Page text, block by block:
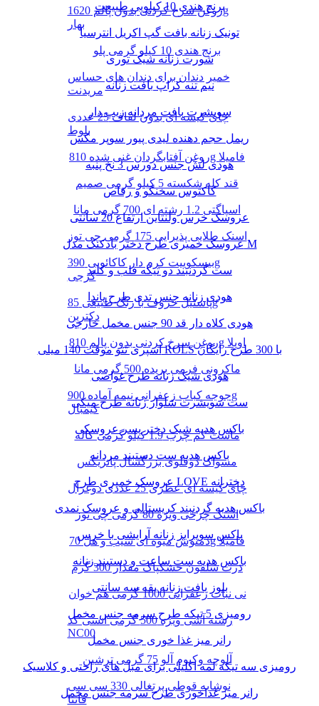
روغن سرخ کردنی بدون پالم 1620g
بهار
برنج هندی 10 کیلو گرمی پلو
خمیر دندان برای دندان های حساس
مریدنت
چای کیسه ای بدون لفاف 25 عددی
بلوط
روغن آفتابگردان غنی شده 810g فامیلا
قند کله شکسته 5 کیلو گرمی صمیم
اسپاگتی 1.2 رشته ای 700 گرمی مانا
اسنک طلایی پذیرایی 175 گرمی چی توز
بیسکوییت کرم دار کاکائویی 390g
گرجی
پاستیل حروف با رنگ طبیعی 85g
دکتربن
روغن سرخ کردنی بدون پالم 810g اویلا
ماکرونی فرمی بریده 500 گرمی مانا
جوجه کباب زعفرانی نیمه آماده 900g
کیمبال
ماست کم چرب 1.9 کیلو گرمی کاله
مسواک دوقلوی بزرگسال پاتریکس
چای کیسه ای عطری 25 عددی دوغزال
اسنک چرخی ویژه 80 گرمی چی توز
دمنوش میوه ای سیب و هل 70g فامیلا
ذرت سلفون خشکپاک مقدار 300 گرم
نی نبات زعفرانی 1000 گرمی هم خوان
رشته آشی ویژه 500 گرمی انسی کد
NC00
آلوچه وکیوم آلو 75 گرمی ترشین
نوشابه قوطی پرتغالی 330 سی سی
فانتا
برنج هندی 10 کیلویی طبیعت
تونیک زنانه بافت گپ اکریل انترسیا
شورت زنانه شیک توری
نیم تنه کراپ بافت زنانه
سویشرت بافت مردانه زیپ دار
ریمل حجم دهنده لیدی پیور سوپر مکس
هودی لش جنس دورس 3 نخ پنبه
کاکتوس سخنگو و رقاص
عروسک خرس ولنتاین ارتفاع 20 سانتی
عروسک خمیری طرح دختر بادکنک مدل M
ست گردنبند دو تیکه قلب و کلید
هودی زنانه جنس تدی طرح پاندا
هودی کلاه دار قد 90 جنس مخمل خارجی
اسپری تتو موقت 140 میلی ROLS با 300 طرح رایگان
هودی شیک زنانه طرح غواصی
ست سویشرت شلوار زنانه طرح میکی
باکس هدیه شیک دختر پسر عروسکی
باکس هدیه ست دستبند مردانه
عروسک خمیری طرح LOVE دخترانه
باکس هدیه گردنبند کریستالی و عروسک نمدی
باکس سوپرایز زنانه آرایشی با خرس
باکس هدیه ست ساعت و دستبند زنانه
بلوز بافت زنانه یقه سه سانتی
رومیزی 5 تیکه طرح سرمه جنس مخمل
رانر میز غذا خوری جنس مخمل
رومیزی سه تیکه لمه اکلیلی برای مبل های راحتی و کلاسیک
رانر میز غذاخوری طرح سرمه جنس مخمل